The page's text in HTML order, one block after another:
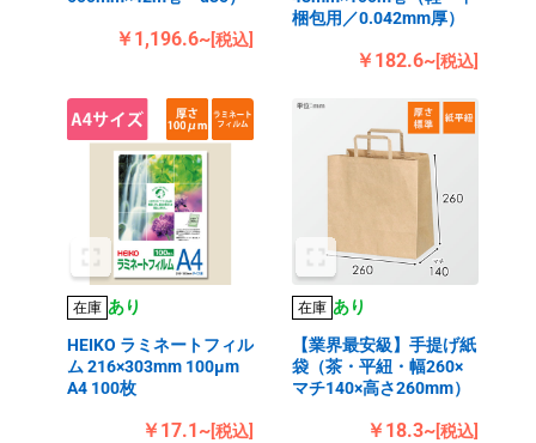
￥1,196.6~[税込]
梱包用／0.042mm厚）
￥182.6~[税込]
在庫 あり
HEIKO ラミネートフィル
ム 216×303mm 100μm
A4 100枚
￥17.1~[税込]
在庫 あり
【業界最安級】手提げ紙
袋（茶・平紐・幅260×
マチ140×高さ260mm）
￥18.3~[税込]